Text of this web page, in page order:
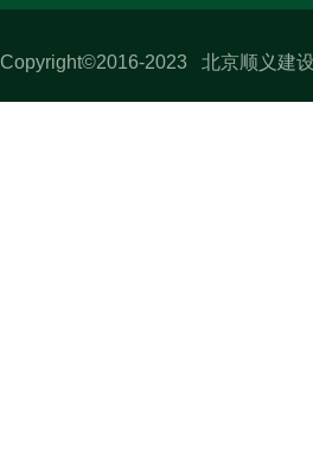
Copyright©2016-2023 北京顺义建